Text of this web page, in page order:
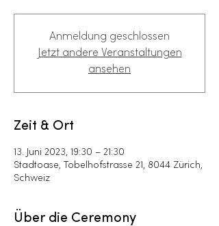
Anmeldung geschlossen
Jetzt andere Veranstaltungen
ansehen
Zeit & Ort
13. Juni 2023, 19:30 – 21:30
Stadtoase, Tobelhofstrasse 21, 8044 Zürich,
Schweiz
Über die Ceremony